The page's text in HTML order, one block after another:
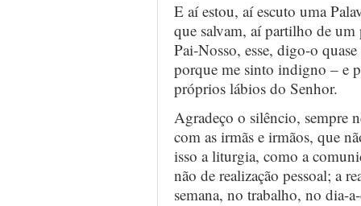
E aí estou, aí escuto uma
que salvam, aí partilho de
Pai-Nosso, esse, digo-o
porque me sinto indigno – e
próprios lábios do Senhor.
Agradeço o silêncio, sempre
com as irmãs e irmãos, que
isso a liturgia, como a
não de realização pessoal; a
semana, no trabalho, no dia-